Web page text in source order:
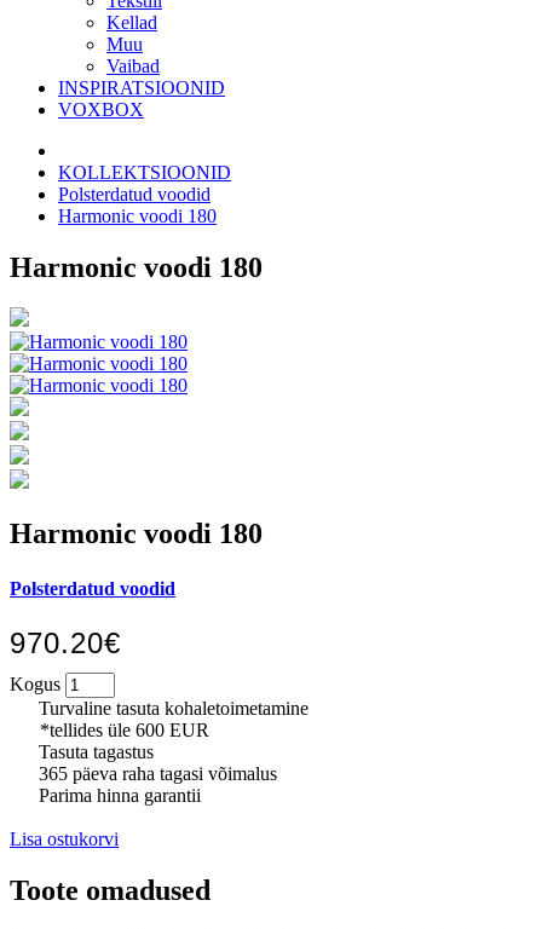
Kellad
Muu
Vaibad
INSPIRATSIOONID
VOXBOX
KOLLEKTSIOONID
Polsterdatud voodid
Harmonic voodi 180
Harmonic voodi 180
Harmonic voodi 180
Polsterdatud voodid
970.20€
Kogus
Turvaline tasuta kohaletoimetamine
*tellides üle 600 EUR
Tasuta tagastus
365 päeva raha tagasi võimalus
Parima hinna garantii
Lisa ostukorvi
Toote omadused